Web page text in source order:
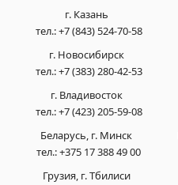
г. Казань
тел.:+7 (843) 524-70-58
г. Новосибирск
тел.:+7 (383) 280-42-53
г. Владивосток
тел.:+7 (423) 205-59-08
Беларусь, г. Минск
тел.:+375 17 388 49 00
Грузия, г. Тбилиси